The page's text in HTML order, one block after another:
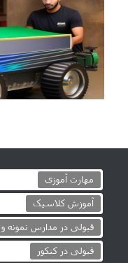
مهارت آموزی
آموزش کلاسیک
قبولی در مدارس نمونه
قبولی در کنکور